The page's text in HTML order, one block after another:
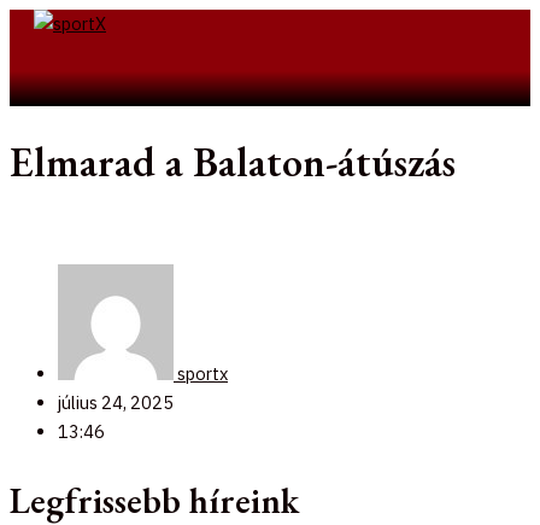
Skip
Elmarad a Balaton-átúszás
sportx
július 24, 2025
13:46
Legfrissebb híreink